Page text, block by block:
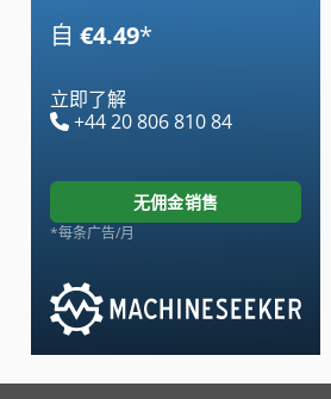
自 €4.49*
立即了解
+44 20 806 810 84
无佣金销售
*每条广告/月